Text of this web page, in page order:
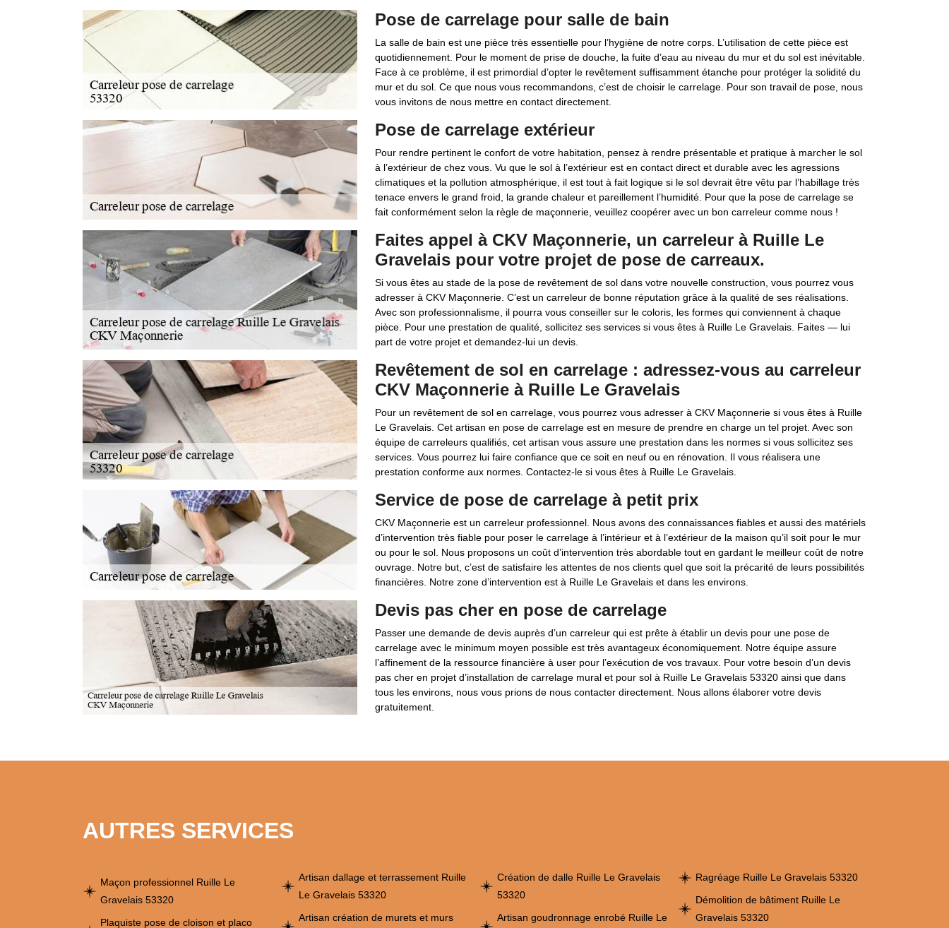
Pose de carrelage pour salle de bain
La salle de bain est une pièce très essentielle pour l’hygiène de notre corps. L’utilisation de cette pièce est
quotidiennement. Pour le moment de prise de douche, la fuite d’eau au niveau du mur et du sol est inévitable.
Face à ce problème, il est primordial d’opter le revêtement suffisamment étanche pour protéger la solidité du
mur et du sol. Ce que nous vous recommandons, c’est de choisir le carrelage. Pour son travail de pose, nous
vous invitons de nous mettre en contact directement.
Pose de carrelage extérieur
Pour rendre pertinent le confort de votre habitation, pensez à rendre présentable et pratique à marcher le sol
à l’extérieur de chez vous. Vu que le sol à l’extérieur est en contact direct et durable avec les agressions
climatiques et la pollution atmosphérique, il est tout à fait logique si le sol devrait être vêtu par l’habillage très
tenace envers le grand froid, la grande chaleur et pareillement l’humidité. Pour que la pose de carrelage se
fait conformément selon la règle de maçonnerie, veuillez coopérer avec un bon carreleur comme nous !
Faites appel à CKV Maçonnerie, un carreleur à Ruille Le
Gravelais pour votre projet de pose de carreaux.
Si vous êtes au stade de la pose de revêtement de sol dans votre nouvelle construction, vous pourrez vous
adresser à CKV Maçonnerie. C’est un carreleur de bonne réputation grâce à la qualité de ses réalisations.
Avec son professionnalisme, il pourra vous conseiller sur le coloris, les formes qui conviennent à chaque
pièce. Pour une prestation de qualité, sollicitez ses services si vous êtes à Ruille Le Gravelais. Faites — lui
part de votre projet et demandez-lui un devis.
Revêtement de sol en carrelage : adressez-vous au carreleur
CKV Maçonnerie à Ruille Le Gravelais
Pour un revêtement de sol en carrelage, vous pourrez vous adresser à CKV Maçonnerie si vous êtes à Ruille
Le Gravelais. Cet artisan en pose de carrelage est en mesure de prendre en charge un tel projet. Avec son
équipe de carreleurs qualifiés, cet artisan vous assure une prestation dans les normes si vous sollicitez ses
services. Vous pourrez lui faire confiance que ce soit en neuf ou en rénovation. Il vous réalisera une
prestation conforme aux normes. Contactez-le si vous êtes à Ruille Le Gravelais.
Service de pose de carrelage à petit prix
CKV Maçonnerie est un carreleur professionnel. Nous avons des connaissances fiables et aussi des matériels
d’intervention très fiable pour poser le carrelage à l’intérieur et à l’extérieur de la maison qu’il soit pour le mur
ou pour le sol. Nous proposons un coût d’intervention très abordable tout en gardant le meilleur coût de notre
ouvrage. Notre but, c’est de satisfaire les attentes de nos clients quel que soit la précarité de leurs possibilités
financières. Notre zone d’intervention est à Ruille Le Gravelais et dans les environs.
Devis pas cher en pose de carrelage
Passer une demande de devis auprès d’un carreleur qui est prête à établir un devis pour une pose de
carrelage avec le minimum moyen possible est très avantageux économiquement. Notre équipe assure
l’affinement de la ressource financière à user pour l’exécution de vos travaux. Pour votre besoin d’un devis
pas cher en projet d’installation de carrelage mural et pour sol à Ruille Le Gravelais 53320 ainsi que dans
tous les environs, nous vous prions de nous contacter directement. Nous allons élaborer votre devis
gratuitement.
AUTRES SERVICES
Maçon professionnel Ruille Le
Gravelais 53320
Plaquiste pose de cloison et placo
Artisan dallage et terrassement Ruille
Le Gravelais 53320
Artisan création de murets et murs
Création de dalle Ruille Le Gravelais
53320
Artisan goudronnage enrobé Ruille Le
Ragréage Ruille Le Gravelais 53320
Démolition de bâtiment Ruille Le
Gravelais 53320